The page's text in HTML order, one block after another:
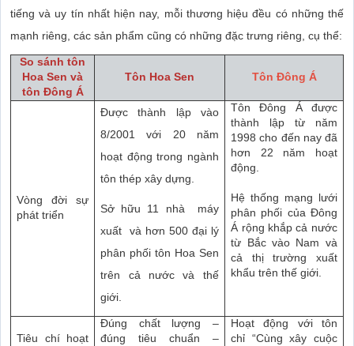
tiếng và uy tín nhất hiện nay, mỗi thương hiệu đều có những thế
mạnh riêng, các sản phẩm cũng có những đặc trưng riêng, cụ thể:
So sánh tôn
Hoa Sen và
tôn Đông Á
Tôn Hoa Sen Tôn Đông Á
Vòng đời sự
phát triển
Được thành lập vào
8/2001 với 20 năm
hoạt động trong ngành
tôn thép xây dựng.
Sở hữu 11 nhà máy
xuất và hơn 500 đại lý
phân phối tôn Hoa Sen
trên cả nước và thế
giới.
Tôn Đông Á được
thành lập từ năm
1998 cho đến nay đã
hơn 22 năm hoạt
động.
Hệ thống mạng lưới
phân phối của Đông
Á rộng khắp cả nước
từ Bắc vào Nam và
cả thị trường xuất
khẩu trên thế giới.
Tiêu chí hoạt
Đúng chất lượng –
đúng tiêu chuẩn –
Hoạt động với tôn
chỉ “Cùng xây cuộc